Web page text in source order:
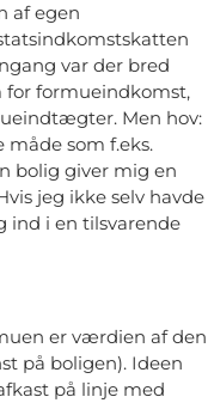
af egen
var der bred
for formueindkomst,
Men hov:
som f.eks.
bolig giver mig en
jeg ikke selv havde
ind i en tilsvarende
er værdien af den
på boligen). Ideen
på linje med